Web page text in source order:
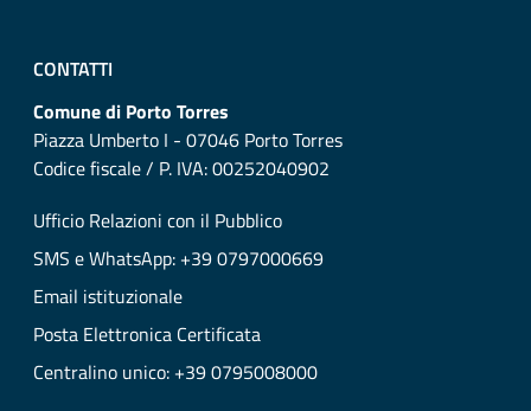
CONTATTI
Comune di Porto Torres
Piazza Umberto I - 07046 Porto Torres
Codice fiscale / P. IVA: 00252040902
Ufficio Relazioni con il Pubblico
SMS e WhatsApp: +39 0797000669
Email istituzionale
Posta Elettronica Certificata
Centralino unico: +39 0795008000